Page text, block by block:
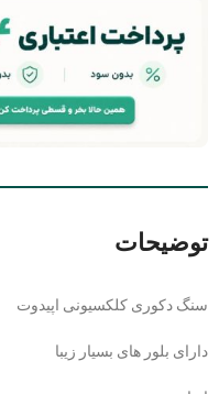
توضیحات
سنگ دکوری کلکسیونی اپیدوت
دارای بلور های بسیار زیبا